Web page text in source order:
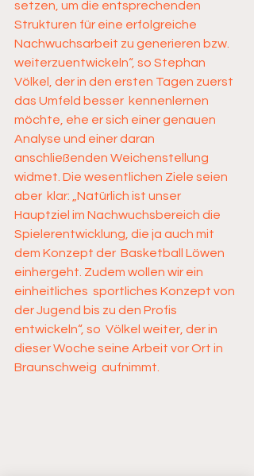
setzen, um die entsprechenden
Strukturen für eine erfolgreiche
Nachwuchsarbeit zu generieren bzw.
weiterzuentwickeln“, so Stephan
Völkel, der in den ersten Tagen zuerst
das Umfeld besser  kennenlernen
möchte, ehe er sich einer genauen
Analyse und einer daran
anschließenden Weichenstellung
widmet. Die wesentlichen Ziele seien
aber  klar: „Natürlich ist unser
Hauptziel im Nachwuchsbereich die
Spielerentwicklung, die ja auch mit
dem Konzept der  Basketball Löwen
einhergeht. Zudem wollen wir ein
einheitliches  sportliches Konzept von
der Jugend bis zu den Profis
entwickeln“, so  Völkel weiter, der in
dieser Woche seine Arbeit vor Ort in
Braunschweig  aufnimmt.